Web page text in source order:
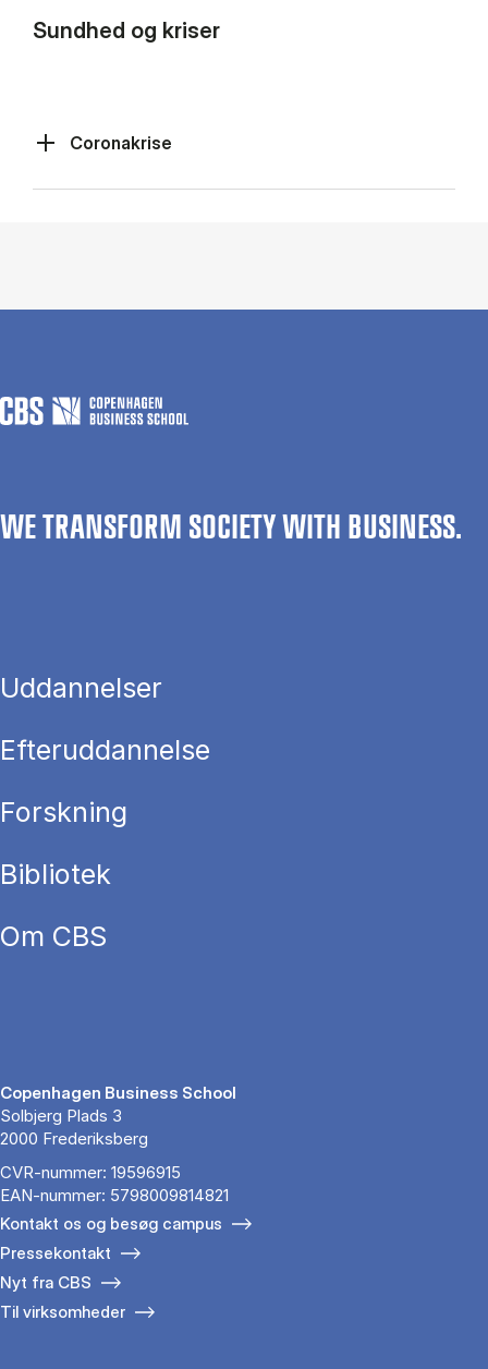
Sundhed og kriser
Coronakrise
WE TRANSFORM SOCIETY WITH BUSINESS.
Uddannelser
Efteruddannelse
Forskning
Bibliotek
Om CBS
Copenhagen Business School
Solbjerg Plads 3
2000 Frederiksberg
CVR-nummer: 19596915
EAN-nummer: 5798009814821
Kontakt os og besøg campus
Pressekontakt
Nyt fra CBS
Til virksomheder